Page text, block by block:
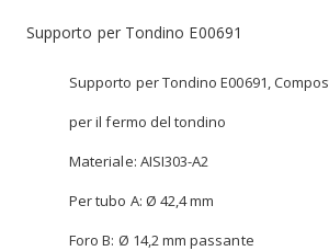
Supporto per Tondino E00691
Supporto per Tondino E00691,
per il fermo del tondino
Materiale: AISI303-A2
Per tubo A: Ø 42,4 mm
Foro B: Ø 14,2 mm passante